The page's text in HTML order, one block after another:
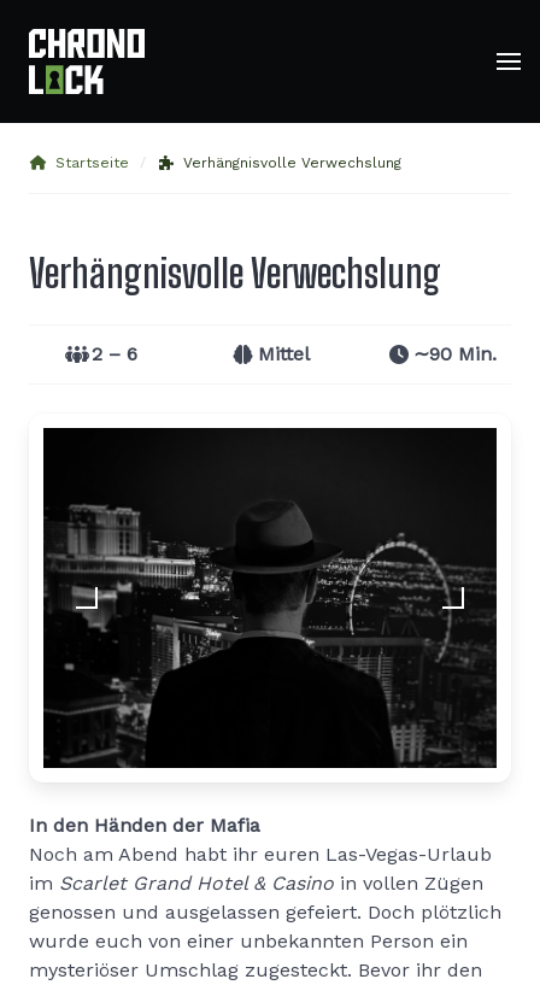
Startseite Verhängnisvolle Verwechslung
Verhängnisvolle Verwechslung
2 – 6 Mittel ∼90 Min.
In den Händen der Mafia
Noch am Abend habt ihr euren Las-Vegas-Urlaub
im Scarlet Grand Hotel & Casino in vollen Zügen
genossen und ausgelassen gefeiert. Doch plötzlich
wurde euch von einer unbekannten Person ein
mysteriöser Umschlag zugesteckt. Bevor ihr den